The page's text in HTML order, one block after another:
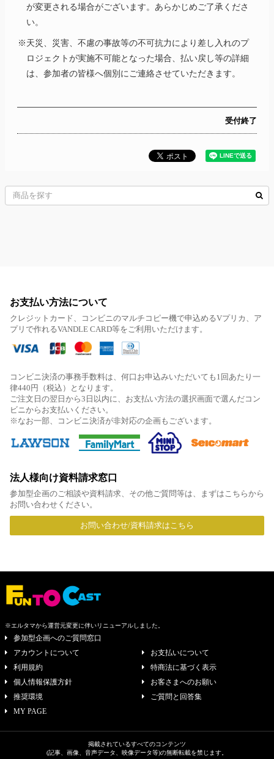
が変更される場合がございます。あらかじめご了承くださ
い。
※天災、災害、不慮の事故等の不可抗力により差し入れのプ
ロジェクトが実施不可能となった場合、払い戻し等の詳細
は、参加者の皆様へ個別にご連絡させていただきます。
受付終了
お支払い方法について
クレジットカード、コンビニのマルチコピー機で申込めるVプリカ、ア
プリで作れるVANDLE CARD等をご利用いただけます。
コンビニ決済の事務手数料は、何口お申込みいただいても1回あたり一
律440円（税込）となります。
ご注文日の翌日から3日以内に、お支払い方法の選択画面で選んだコン
ビニからお支払いください。
※なお一部、コンビニ決済が非対応の企画もございます。
法人様向け資料請求窓口
参加型企画のご相談や資料請求、その他ご質問等は、まずはこちらから
お問い合わせください。
お問い合わせ/資料請求はこちら
※エルタマから運営元変更に伴いリニューアルしました。
参加型企画へのご質問窓口
アカウントについて
お支払いについて
利用規約
特商法に基づく表示
個人情報保護方針
お客さまへのお願い
推奨環境
ご質問と回答集
MY PAGE
掲載されているすべてのコンテンツ
(記事、画像、音声データ、映像データ等)の無断転載を禁じます。